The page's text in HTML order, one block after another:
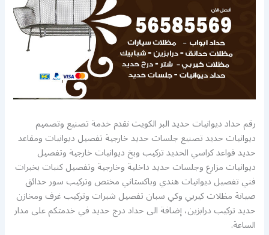
رقم حداد ديوانيات حديد البر الكويت نقدم خدمة تصنيع وتصميم
ديوانيات حديد تصنيع جلسات حديد خارجية تفصيل ديوانيات ومقاعد
حديد قواعد كراسي الحديد تركيب وبخ ديوانيات خارجية وتفصيل
ديوانيات مزارع وجلسات حديد داخلية وخارجية وتفصيل كنبات بخبرات
فني تفصيل ديوانيات هندي وباكستاني مختص وتركيب سور حدائق
صيانة مظلات كيربي وكي سبان تفصيل شبرات وتركيب غرف ومخازن
حديد تركيب درابزين، إضافة الى حداد درج حديد في خدمتكم على مدار
الساعة.